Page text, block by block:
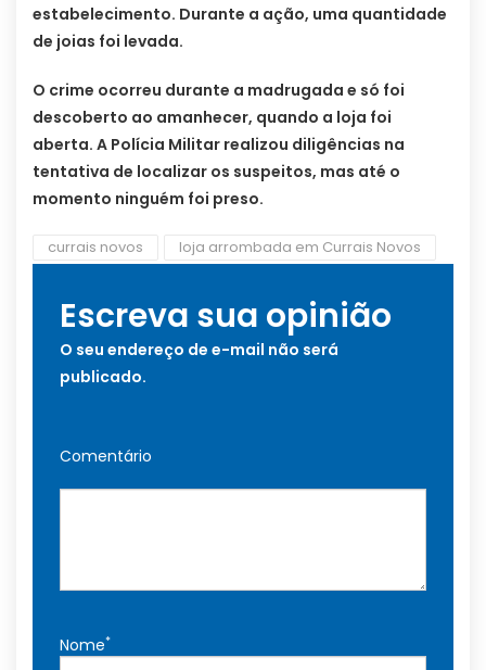
estabelecimento. Durante a ação, uma quantidade
de joias foi levada.
O crime ocorreu durante a madrugada e só foi
descoberto ao amanhecer, quando a loja foi
aberta. A Polícia Militar realizou diligências na
tentativa de localizar os suspeitos, mas até o
momento ninguém foi preso.
currais novos loja arrombada em Currais Novos
Escreva sua opinião
O seu endereço de e-mail não será
publicado.
Comentário
Nome*